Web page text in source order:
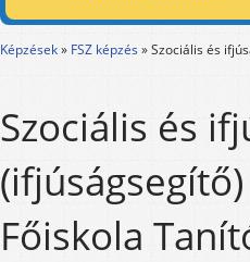
Képzések» FSZ képzés»Szociális és
Szociális és
Főiskola